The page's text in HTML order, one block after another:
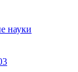
науки